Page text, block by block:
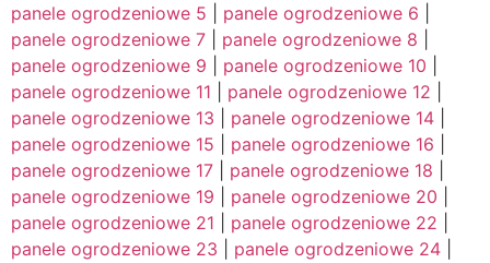
panele ogrodzeniowe 5
panele ogrodzeniowe 6
panele ogrodzeniowe 7
panele ogrodzeniowe 8
panele ogrodzeniowe 9
panele ogrodzeniowe 10
panele ogrodzeniowe 11
panele ogrodzeniowe 12
panele ogrodzeniowe 13
panele ogrodzeniowe 14
panele ogrodzeniowe 15
panele ogrodzeniowe 16
panele ogrodzeniowe 17
panele ogrodzeniowe 18
panele ogrodzeniowe 19
panele ogrodzeniowe 20
panele ogrodzeniowe 21
panele ogrodzeniowe 22
panele ogrodzeniowe 23
panele ogrodzeniowe 24